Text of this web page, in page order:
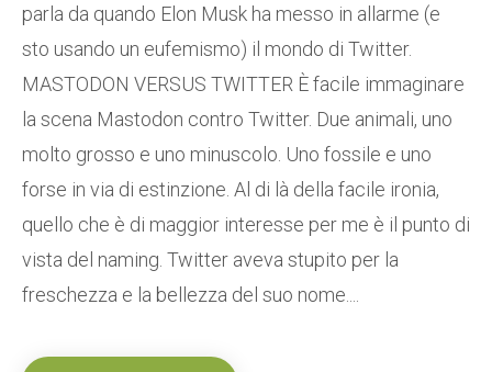
parla da quando Elon Musk ha messo in allarme (e
sto usando un eufemismo) il mondo di Twitter.
MASTODON VERSUS TWITTER È facile immaginare
la scena Mastodon contro Twitter. Due animali, uno
molto grosso e uno minuscolo. Uno fossile e uno
forse in via di estinzione. Al di là della facile ironia,
quello che è di maggior interesse per me è il punto di
vista del naming. Twitter aveva stupito per la
freschezza e la bellezza del suo nome....